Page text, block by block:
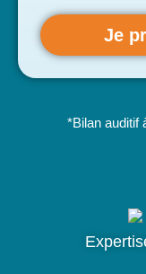
Je
*Bilan auditif